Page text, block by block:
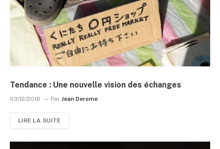
Tendance : Une nouvelle vision des échanges
03/12/2018 Par Jean Derome
LIRE LA SUITE